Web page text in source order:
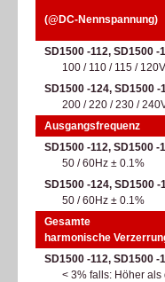
(@DC-Nennspannung)
SD1500 -112, SD1500 -
100 / 110 / 115 /
SD1500 -124, SD1500 -
200 / 220 / 230 /
Ausgangsfrequenz
SD1500 -112, SD1500 -
50 / 60Hz ± 0.1%
SD1500 -124, SD1500 -
50 / 60Hz ± 0.1%
Gesamte
harmonische
SD1500 -112, SD1500 -
< 3% falls: Höher